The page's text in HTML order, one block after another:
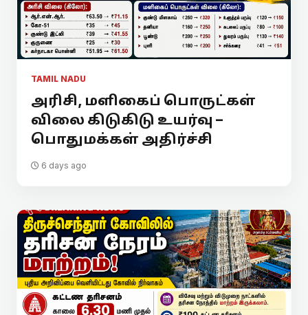
TAMIL NADU
அரிசி, மளிகைப் பொருட்கள்
விலை கிடுகிடு உயர்வு –
பொதுமக்கள் அதிர்ச்சி
6 days ago